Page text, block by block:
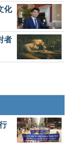
化
者